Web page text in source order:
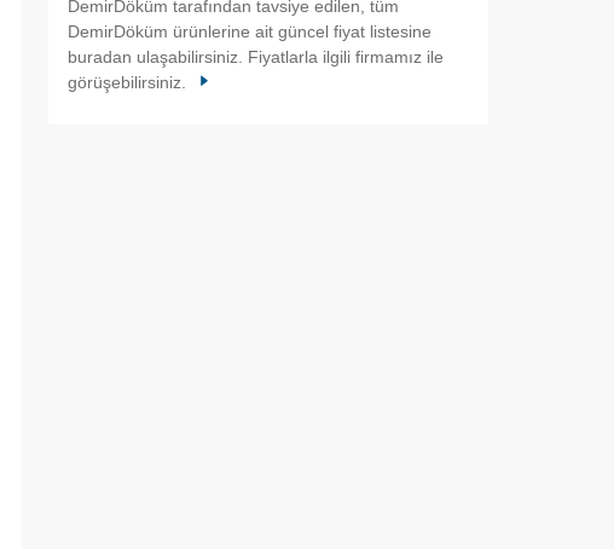
DemirDöküm tarafından tavsiye edilen, tüm
DemirDöküm ürünlerine ait güncel fiyat listesine
buradan ulaşabilirsiniz. Fiyatlarla ilgili firmamız ile
görüşebilirsiniz.